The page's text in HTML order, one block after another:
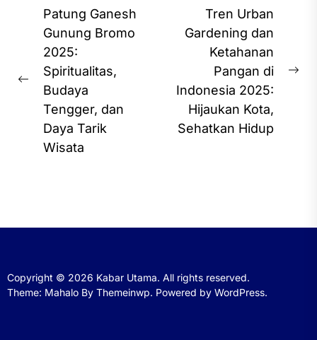
Post
navigation
Previous
post:
Patung Ganesh
Gunung Bromo
2025:
Spiritualitas,
Budaya
Tengger, dan
Daya Tarik
Wisata
Tren Urban
Gardening dan
Ketahanan
Pangan di
Indonesia 2025:
Hijaukan Kota,
Sehatkan Hidup
Copyright © 2026 Kabar Utama. All rights reserved.
Theme: Mahalo By Themeinwp. Powered by WordPress.